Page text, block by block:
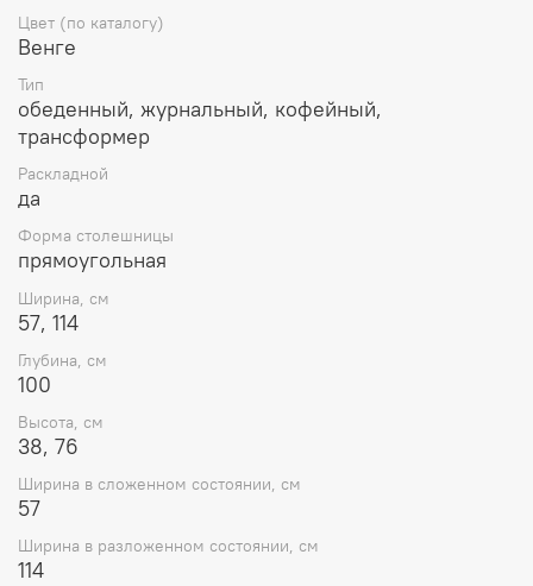
Цвет (по каталогу)
Венге
Тип
обеденный, журнальный, кофейный,
трансформер
Раскладной
да
Форма столешницы
прямоугольная
Ширина, см
57, 114
Глубина, см
100
Высота, см
38, 76
Ширина в сложенном состоянии, см
57
Ширина в разложенном состоянии, см
114